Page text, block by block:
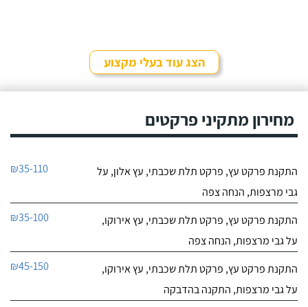
הצג עוד בעלי מקצוע
מחירון מתקיני פרקטים
התקנת פרקט עץ, פרקט תלת שכבתי, עץ אלון, על
גבי מרצפות, הנחה צפה
₪35-110
התקנת פרקט עץ, פרקט תלת שכבתי, עץ אירוקו,
על גבי מרצפות, הנחה צפה
₪35-100
התקנת פרקט עץ, פרקט תלת שכבתי, עץ אירוקו,
על גבי מרצפות, התקנה בהדבקה
₪45-150